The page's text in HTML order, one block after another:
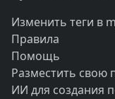
Изменить теги в
Правила
Помощь
Разместить свою
ИИ для создания